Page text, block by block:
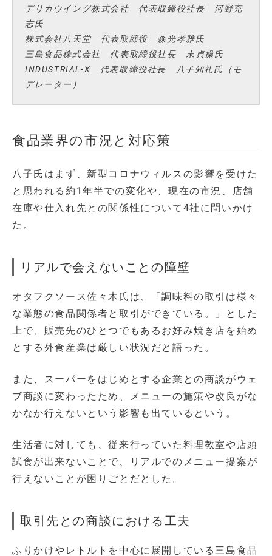
デリカウイング株式会社 代表取締役社長 河野充
志氏
株式会社八天堂 代表取締役 森光孝雅氏
三島食品株式会社 代表取締役社長 末貞操氏
INDUSTRIAL-X 代表取締役社長 八子知礼氏（モ
デレーター）
食品業界の市況と対応策
八子氏はまず、新型コロナウィルスの影響を受けた
と思われる約1年半での変化や、現在の市況、店舗
在庫や仕入れ先との関係性について4社に問いかけ
た。
リアルで会えないことの障壁
オタフクソース佐々木氏は、「調味料の取引は様々
な業態の食品関係者と取引ができている。」とした
上で、販売先のひとつでもあるお好み焼き店を始め
とする外食産業は厳しい状況だと語った。
また、スーパーをはじめとする企業との商談がウェ
ブ商談に変わったため、メニューの施策や改良がな
かなか行えないという影響も出ているという。
生活者に対しても、従来行っていた料理教室や店頭
試食が出来ないことで、リアルでのメニュー提案が
行えないことが困りごとだとした。
取引先との商談における工夫
ふりかけやレトルトを中心に展開している三島食品